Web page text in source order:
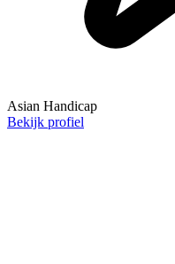
Asian Handicap
Bekijk profiel